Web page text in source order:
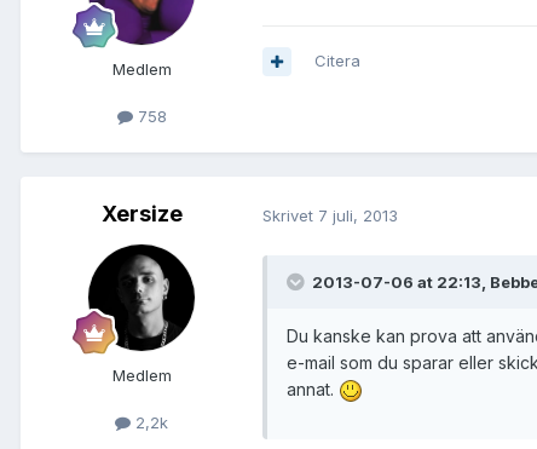
Medlem
758
Citera
Xersize
Medlem
2,2k
Skrivet 7 juli, 2013
2013-07-06 at 22:13,
Du kanske kan prova att
e-mail som du sparar eller
annat.